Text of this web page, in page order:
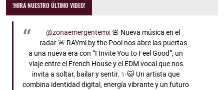
!MIRA NUESTRO ÚLTIMO VIDEO!
@zonaemergentemx🚨 Nueva música en el
radar 🚨 RAYmi by the Pool nos abre las puertas
a una nueva era con “I Invite You to Feel Good”, un
viaje entre el French House y el EDM vocal que nos
invita a soltar, bailar y sentir. ✨🐱 Un artista que
combina identidad digital, energía vibrante y un futuro